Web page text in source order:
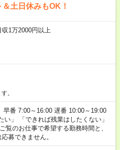
土日休みもOK！
1万2000円以上
。
番 7:00～16:00 遅番 10:00～19:00
い」 「できれば残業はしたくない」
のお仕事で希望する勤務時間と、
募できません。